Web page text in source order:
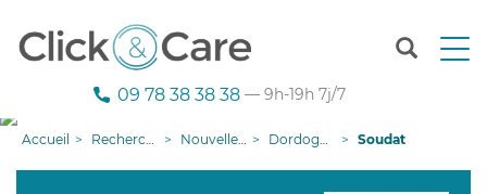
T
n
09 78 38 38 38 — 9h-19h 7j/7
Accueil Recherche aide à domicile Nouvelle-Aquitaine Dordogne Soudat